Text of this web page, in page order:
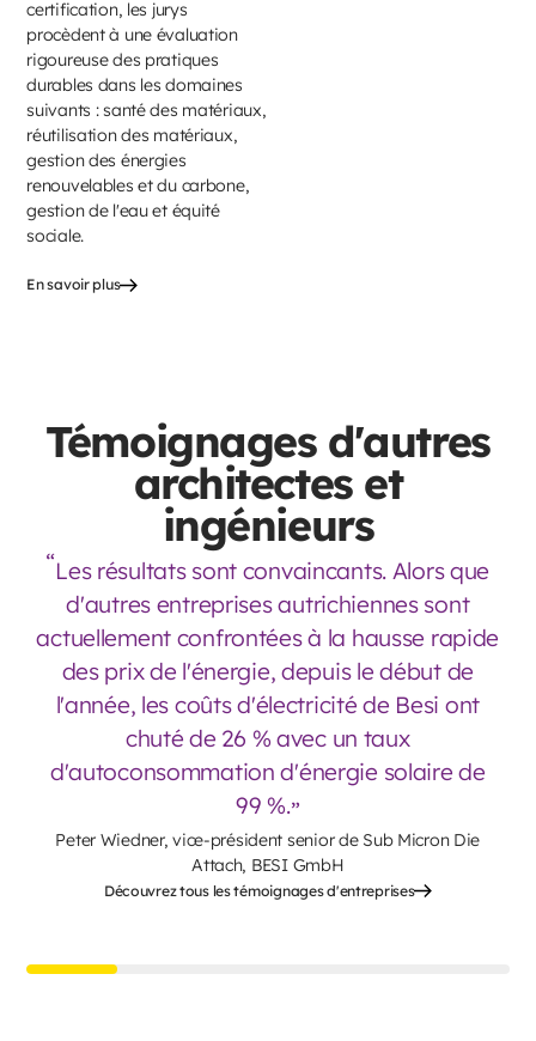
certification, les jurys
procèdent à une évaluation
rigoureuse des pratiques
durables dans les domaines
suivants : santé des matériaux,
réutilisation des matériaux,
gestion des énergies
renouvelables et du carbone,
gestion de l'eau et équité
sociale.
En savoir plus
Témoignages d'autres
architectes et
ingénieurs
Les résultats sont convaincants. Alors que
d'autres entreprises autrichiennes sont
actuellement confrontées à la hausse rapide
des prix de l'énergie, depuis le début de
l'année, les coûts d'électricité de Besi ont
chuté de 26 % avec un taux
d'autoconsommation d'énergie solaire de
99 %.
Peter Wiedner, vice-président senior de Sub Micron Die
Attach, BESI GmbH
Découvrez tous les témoignages d'entreprises